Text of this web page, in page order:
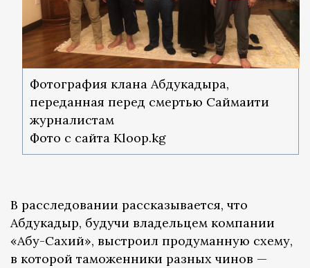
Фотография клана Абдукадыра,
переданная перед смертью Саймаити
журналистам
Фото с сайта Kloop.kg
В расследовании рассказывается, что
Абдукадыр, будучи владельцем компании
«Абу-Сахий», выстроил продуманную схему,
в которой таможенники разных чинов —